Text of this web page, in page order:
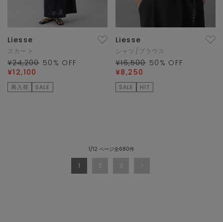
Liesse
スカート
¥24,200 50 % OFF
¥12,100
再入荷 SALE
Liesse
シャツ/ブラウス
¥16,500 50 % OFF
¥8,250
SALE HIT
1/12 ページ全680件
1 2 3